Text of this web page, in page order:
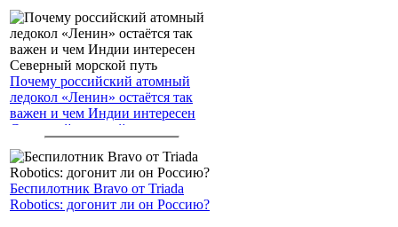
Почему российский атомный
ледокол «Ленин» остаётся так
важен и чем Индии интересен
Северный морской путь
Беспилотник Bravo от Triada
Robotics: догонит ли он Россию?